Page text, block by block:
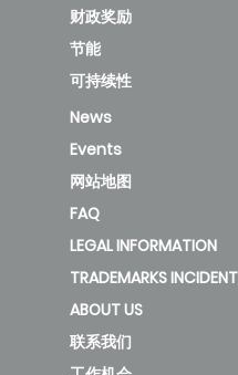
财政奖励
节能
可持续性
News
Events
网站地图
FAQ
LEGAL INFORMATION
TRADEMARKS
ABOUT US
联系我们